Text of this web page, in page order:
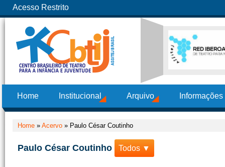
Acesso Restrito
Home Institucional Arquivo
Home » Acervo » Paulo César Coutinho
Paulo César Coutinho Todos ▼